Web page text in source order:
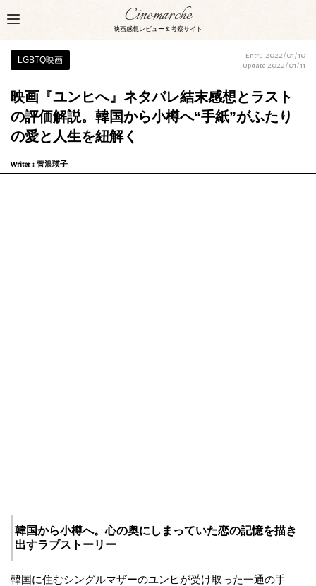
Cinemarche
映画感想レビュー＆考察サイト
LGBTQ映画
Entry 2022/01/10
Update 2022/01/11
映画『ユンヒへ』ネタバレ結末感想とラスト
の評価解説。韓国から小樽へ“手紙”がふたり
の愛と人生を紐解く
Writer : 菅浪瑛子
韓国から小樽へ。心の奥にしまっていた恋の記憶を描き
出すラブストーリー
韓国に住むシングルマザーのユンヒが受け取った一通の手